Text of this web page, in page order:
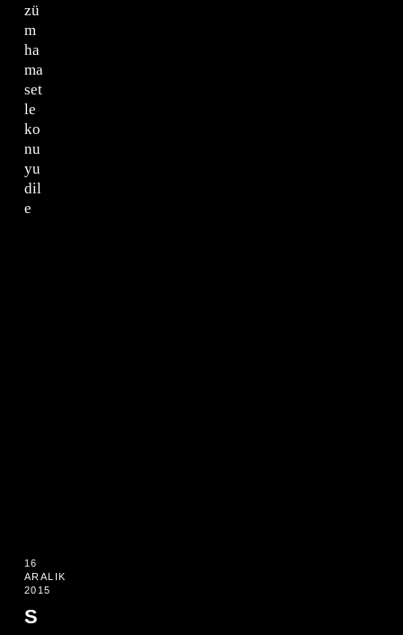
zü
m
ha
ma
set
le
ko
nu
yu
dil
e
16
ARALIK
2015
S